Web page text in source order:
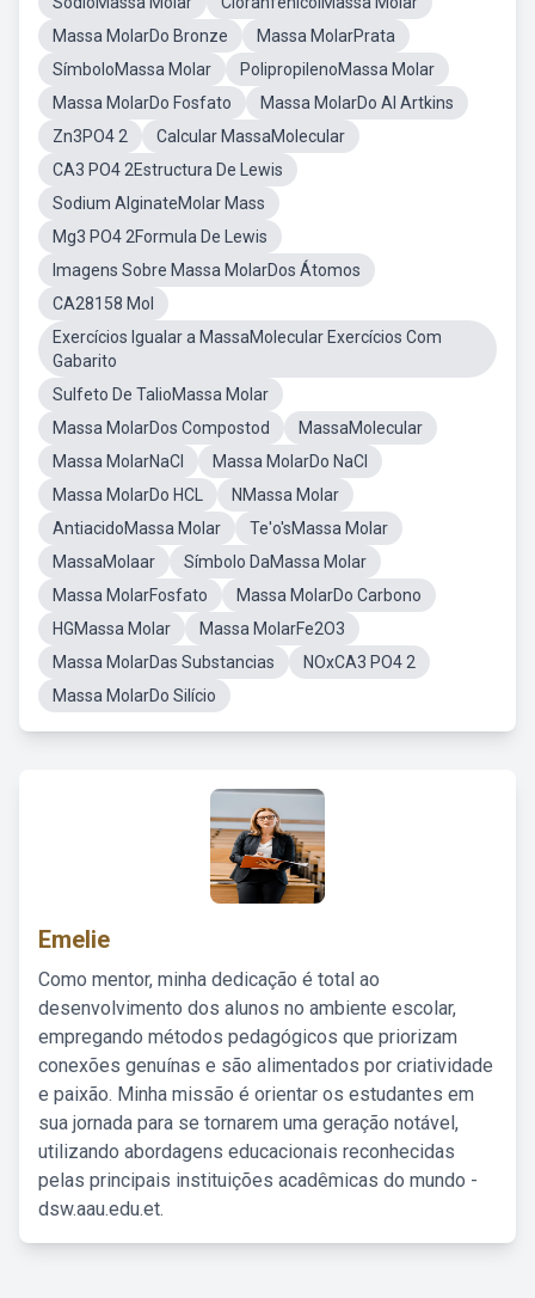
Massa MolarDo Bronze
Massa MolarPrata
SímboloMassa Molar
PolipropilenoMassa Molar
Massa MolarDo Fosfato
Massa MolarDo Al Artkins
Zn3PO4 2
Calcular MassaMolecular
CA3 PO4 2Estructura De Lewis
Sodium AlginateMolar Mass
Mg3 PO4 2Formula De Lewis
Imagens Sobre Massa MolarDos Átomos
CA28158 Mol
Exercícios Igualar a MassaMolecular Exercícios Com
Gabarito
Sulfeto De TalioMassa Molar
Massa MolarDos Compostod
MassaMolecular
Massa MolarNaCl
Massa MolarDo NaCl
Massa MolarDo HCL
NMassa Molar
AntiacidoMassa Molar
Te'o'sMassa Molar
MassaMolaar
Símbolo DaMassa Molar
Massa MolarFosfato
Massa MolarDo Carbono
HGMassa Molar
Massa MolarFe2O3
Massa MolarDas Substancias
NOxCA3 PO4 2
Massa MolarDo Silício
Emelie
Como mentor, minha dedicação é total ao
desenvolvimento dos alunos no ambiente escolar,
empregando métodos pedagógicos que priorizam
conexões genuínas e são alimentados por criatividade
e paixão. Minha missão é orientar os estudantes em
sua jornada para se tornarem uma geração notável,
utilizando abordagens educacionais reconhecidas
pelas principais instituições acadêmicas do mundo -
dsw.aau.edu.et.